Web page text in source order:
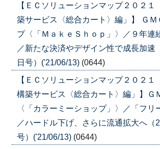
【ＥＣソリューションマップ２０２１
築サービス〈総合カート〉編」】 ＧＭ
プ〈「ＭａｋｅＳｈｏｐ」〉／９年連
／新たな決済やデザイン性で成長加速
日号）('21/06/13) (0644)
【ＥＣソリューションマップ２０２
構築サービス〈総合カート〉編」】Ｇ
〈「カラーミーショップ」〉／「フリ
／ハードル下げ、さらに流通拡大へ（
号）('21/06/13) (0644)